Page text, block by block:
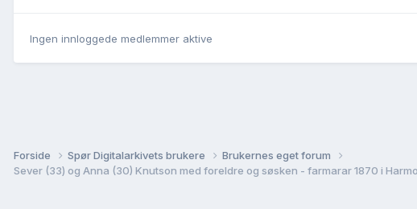
Ingen innloggede medlemmer aktive
Forside Spør Digitalarkivets brukere
Brukernes eget forum
Sever (33) og Anna (30) Knutson med foreldre og søsken - farmarar 1870 i